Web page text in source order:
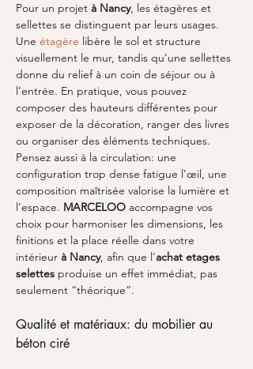
Pour un projet à Nancy, les étagères et
sellettes se distinguent par leurs usages.
Une étagère libère le sol et structure
visuellement le mur, tandis qu’une sellettes
donne du relief à un coin de séjour ou à
l’entrée. En pratique, vous pouvez
composer des hauteurs différentes pour
exposer de la décoration, ranger des livres
ou organiser des éléments techniques.
Pensez aussi à la circulation: une
configuration trop dense fatigue l’œil, une
composition maîtrisée valorise la lumière et
l’espace. MARCELOO accompagne vos
choix pour harmoniser les dimensions, les
finitions et la place réelle dans votre
intérieur à Nancy, afin que l’achat etages
selettes produise un effet immédiat, pas
seulement “théorique”.
Qualité et matériaux: du mobilier au
béton ciré